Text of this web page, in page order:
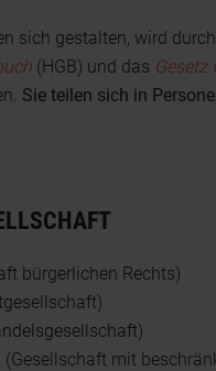
sich gestalten, wird
(HGB) und das Gesetz
Sie teilen sich in
bürgerlichen Rechts)
(Gesellschaft mit